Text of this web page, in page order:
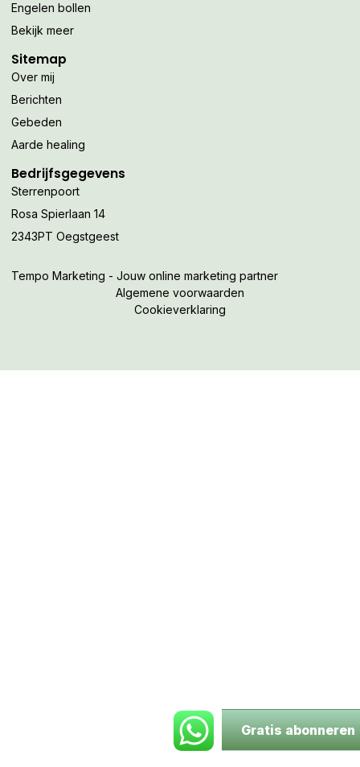
Engelen bollen
Bekijk meer
Sitemap
Over mij
Berichten
Gebeden
Aarde healing
Bedrijfsgegevens
Sterrenpoort
Rosa Spierlaan 14
2343PT Oegstgeest
Tempo Marketing - Jouw online marketing partner
Algemene voorwaarden
Cookieverklaring
Gratis abonneren